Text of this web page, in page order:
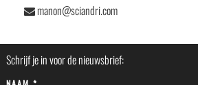
manon@sciandri.com
Schrijf je in voor de nieuwsbrief: